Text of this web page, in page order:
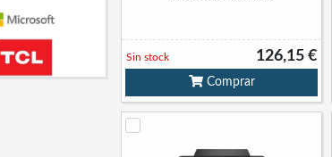
126,15 €
Sin stock
Comprar